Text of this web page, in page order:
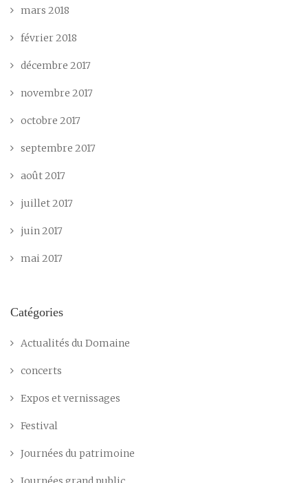
mars 2018
février 2018
décembre 2017
novembre 2017
octobre 2017
septembre 2017
août 2017
juillet 2017
juin 2017
mai 2017
Catégories
Actualités du Domaine
concerts
Expos et vernissages
Festival
Journées du patrimoine